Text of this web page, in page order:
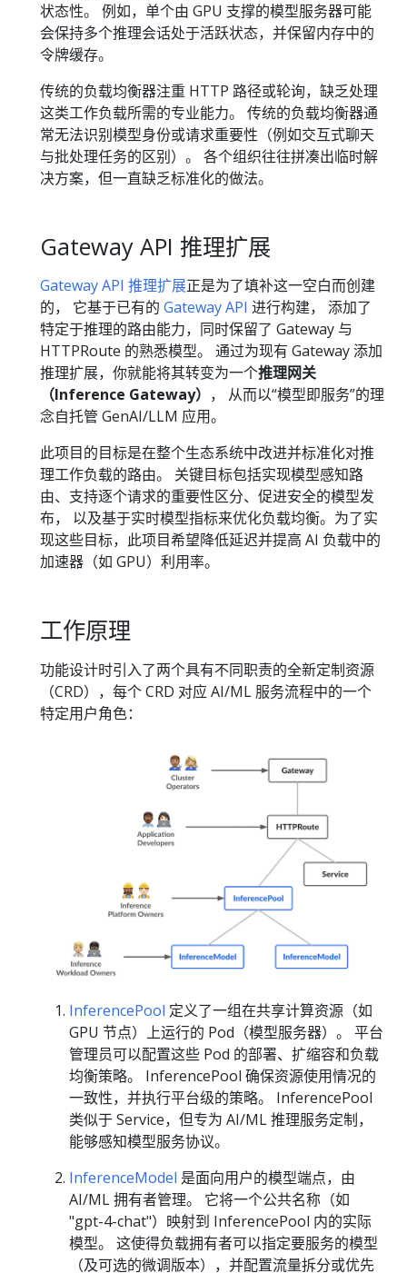
状态性。 例如，单个由 GPU 支撑的模型服务器可能
会保持多个推理会话处于活跃状态，并保留内存中的
令牌缓存。
传统的负载均衡器注重 HTTP 路径或轮询，缺乏处理
这类工作负载所需的专业能力。 传统的负载均衡器通
常无法识别模型身份或请求重要性（例如交互式聊天
与批处理任务的区别）。 各个组织往往拼凑出临时解
决方案，但一直缺乏标准化的做法。
Gateway API 推理扩展
Gateway API 推理扩展正是为了填补这一空白而创建
的， 它基于已有的 Gateway API 进行构建， 添加了
特定于推理的路由能力，同时保留了 Gateway 与
HTTPRoute 的熟悉模型。 通过为现有 Gateway 添加
推理扩展，你就能将其转变为一个推理网关
（Inference Gateway） ， 从而以“模型即服务”的理
念自托管 GenAI/LLM 应用。
此项目的目标是在整个生态系统中改进并标准化对推
理工作负载的路由。 关键目标包括实现模型感知路
由、支持逐个请求的重要性区分、促进安全的模型发
布， 以及基于实时模型指标来优化负载均衡。为了实
现这些目标，此项目希望降低延迟并提高 AI 负载中的
加速器（如 GPU）利用率。
工作原理
功能设计时引入了两个具有不同职责的全新定制资源
（CRD），每个 CRD 对应 AI/ML 服务流程中的一个
特定用户角色：
InferencePool 定义了一组在共享计算资源（如
GPU 节点）上运行的 Pod（模型服务器）。 平台
管理员可以配置这些 Pod 的部署、扩缩容和负载
均衡策略。 InferencePool 确保资源使用情况的
一致性，并执行平台级的策略。 InferencePool
类似于 Service，但专为 AI/ML 推理服务定制，
能够感知模型服务协议。
InferenceModel 是面向用户的模型端点，由
AI/ML 拥有者管理。 它将一个公共名称（如
"gpt-4-chat"）映射到 InferencePool 内的实际
模型。 这使得负载拥有者可以指定要服务的模型
（及可选的微调版本），并配置流量拆分或优先